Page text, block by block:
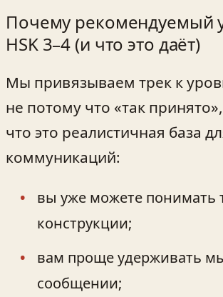
Почему рекомендуемый
HSK 3–4 (и что это даёт)
Мы привязываем трек к
не потому что «так
что это реалистичная база
коммуникаций:
вы уже можете понимать
конструкции;
вам проще удерживать
сообщении;